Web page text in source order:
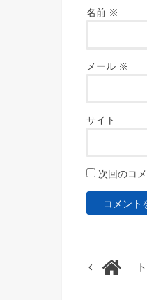
名前 ※
メール ※
サイト
次回のコ